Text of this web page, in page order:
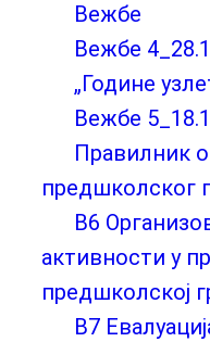
Вежбе
Вежбе
„Године
Вежбе
Правилник
предшколског
В6
активности у
предшколској
В7